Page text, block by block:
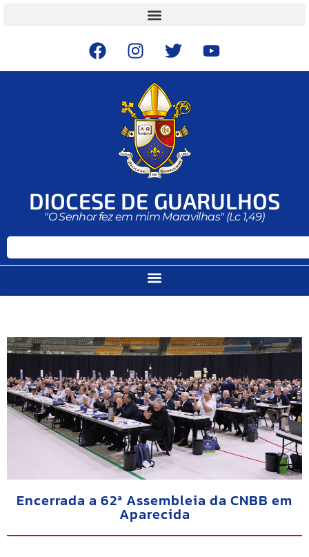
DIOCESE DE GUARULHOS
"O Senhor fez em mim Maravilhas" (Lc 1,49)
Encerrada a 62ª Assembleia da CNBB em
Aparecida